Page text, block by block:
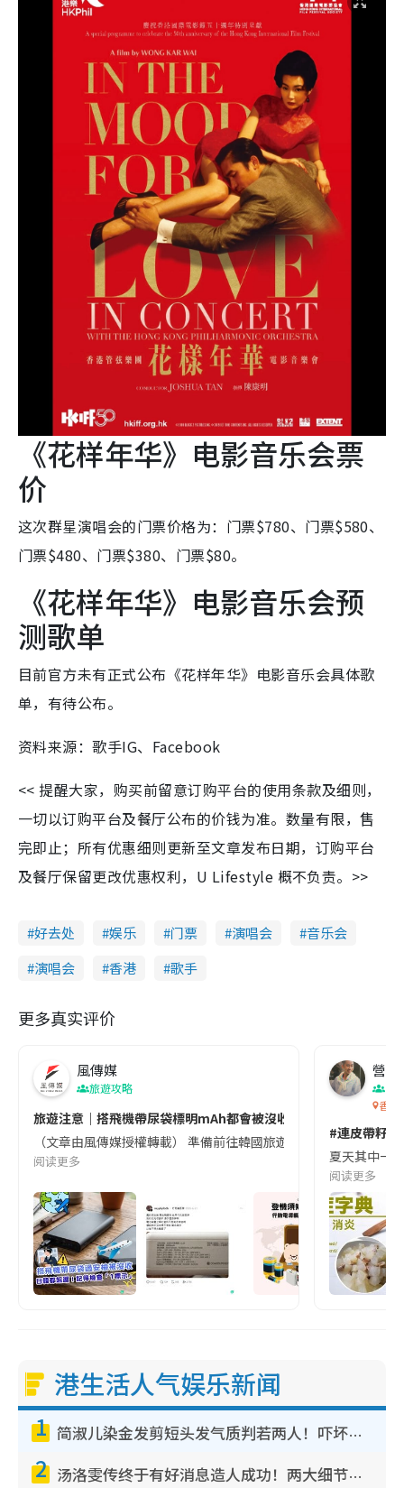
《花样年华》电影音乐会票
价
这次群星演唱会的门票价格为：门票$780、门票$580、
门票$480、门票$380、门票$80。
《花样年华》电影音乐会预
测歌单
目前官方未有正式公布《花样年华》电影音乐会具体歌
单，有待公布。
资料来源：歌手IG、Facebook
<< 提醒大家，购买前留意订购平台的使用条款及细则，
一切以订购平台及餐厅公布的价钱为准。数量有限，售
完即止；所有优惠细则更新至文章发布日期，订购平台
及餐厅保留更改优惠权利，U Lifestyle 概不负责。>>
好去处 娱乐 门票 演唱会
音乐会
演唱会
香港 歌手
更多真实评价
風傳媒
旅遊攻略
旅遊注意｜搭飛機帶尿袋標明mAh都會被沒收😱出發前切記檢查
（文章由風傳媒授權轉載） 準備前往韓國旅遊的民眾，近期要
阅读更多
營養
香港
#連皮帶籽
夏天其中一
阅读更多
港生活人气娱乐新闻
1 简淑儿染金发剪短头发气质判若两人！吓坏老公麦大力都认不出：“你做什么？”
2 汤洛雯传终于有好消息造人成功！两大细节曝孕味极浓引猜测：大肚婆先会咁！